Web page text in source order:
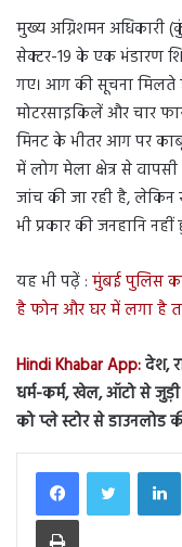
मुख्य अग्निशमन अधिकारी
सेक्टर-19 के एक भंडारण
गए। आग की सूचना मिलते
मोटरसाइकिलें और चार
मिनट के भीतर आग पर
में लोग मेला क्षेत्र से
जांच की जा रही है, लेकिन
भी प्रकार की जनहानि नहीं
यह भी पढ़ें : मुंबई पुलिस
है फोन और घर में लगा है
Hindi Khabar App:देश,
धर्म-कर्म, खेल, ऑटो से
को प्ले स्टोर से डाउनलोड
Print